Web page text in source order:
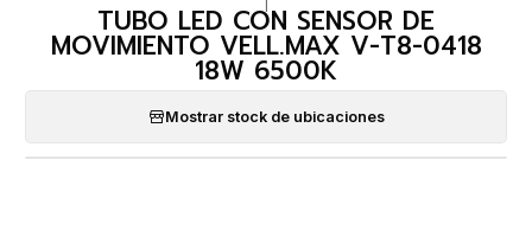
TUBO LED CON SENSOR DE
MOVIMIENTO VELL.MAX V-T8-0418
18W 6500K
Mostrar stock de ubicaciones